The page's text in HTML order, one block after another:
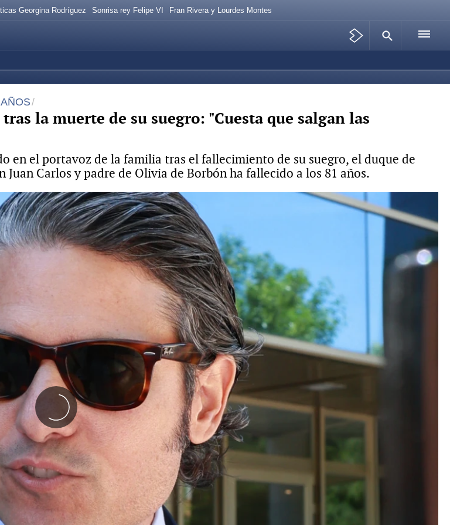
Georgina Rodríguez Sonrisa rey Felipe VI Fran Rivera y Lourdes Montes
la muerte de su suegro: "Cuesta que salgan las
en el portavoz de la familia tras el fallecimiento de su suegro, el duque de
Carlos y padre de Olivia de Borbón ha fallecido a los 81 años.